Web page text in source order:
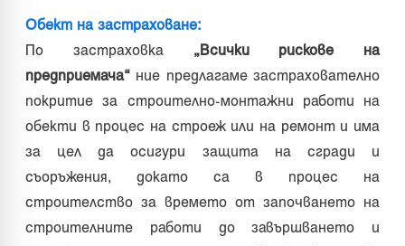
Обект на застраховане:
По застраховка „Всички рискове на
предприемача“ ние предлагаме застрахователно
покритие за строително-монтажни работи на
обекти в процес на строеж или на ремонт и има
за цел да осигури защита на сгради и
съоръжения, докато са в процес на
строителство за времето от започването на
строителните работи до завършването и